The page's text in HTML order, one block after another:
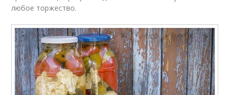
любое торжество.